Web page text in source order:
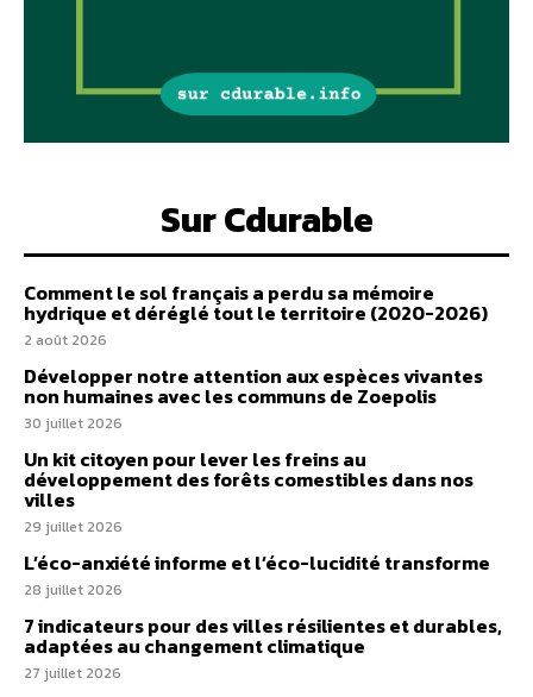
Sur Cdurable
Comment le sol français a perdu sa mémoire
hydrique et déréglé tout le territoire (2020-2026)
2 août 2026
Développer notre attention aux espèces vivantes
non humaines avec les communs de Zoepolis
30 juillet 2026
Un kit citoyen pour lever les freins au
développement des forêts comestibles dans nos
villes
29 juillet 2026
L’éco-anxiété informe et l’éco-lucidité transforme
28 juillet 2026
7 indicateurs pour des villes résilientes et durables,
adaptées au changement climatique
27 juillet 2026